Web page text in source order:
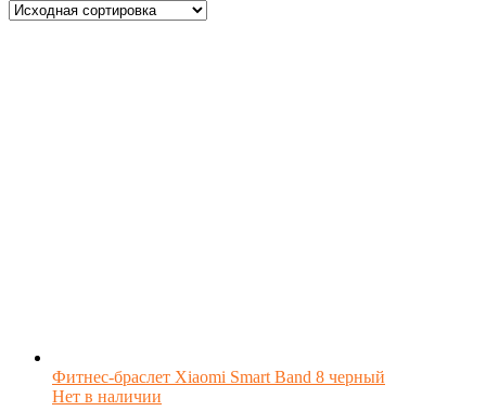
Фитнес-браслет Xiaomi Smart Band 8 черный
Нет в наличии